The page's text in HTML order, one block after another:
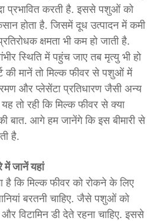
प्रभावित करती है. इससे पशुओं को
होता है. जिसमें दूध उत्पादन में कमी
क्षमता भी कम हो जाती है.
स्थिति में पहुंच जाए तब मृत्यु भी हो
की मानें तो मिल्क फीवर से पशुओं में
और प्लेसेंटा प्रतिधारण जैसी अन्य
तो रही कि मिल्क फीवर से क्या
बात. आगे हम जानेंगे कि इस बीमारी से
है.
में जानें यहां
है कि मिल्क फीवर को रोकने के लिए
बरतनी चाहिए. जैसे पशुओं को
और विटामिन डी देते रहना चाहिए. इससे